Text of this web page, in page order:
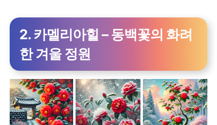
2. 카멜리아힐 – 동백꽃의 화려
한 겨울 정원